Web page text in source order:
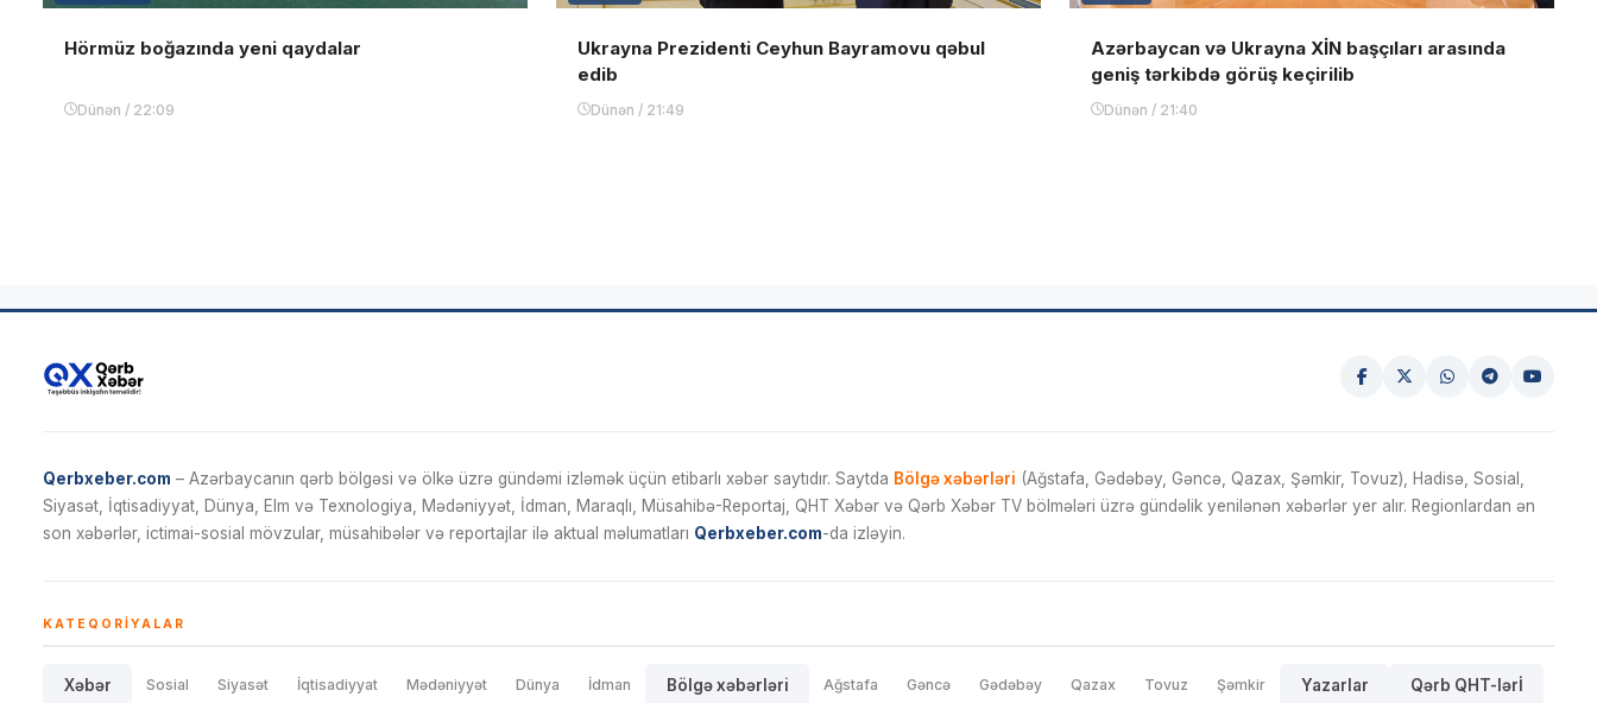
Hörmüz boğazında yeni qaydalar
Dünən / 22:09
Ukrayna Prezidenti Ceyhun Bayramovu qəbul
edib
Dünən / 21:49
Azərbaycan və Ukrayna XİN başçıları arasında
geniş tərkibdə görüş keçirilib
Dünən / 21:40
Qerbxeber.com – Azərbaycanın qərb bölgəsi və ölkə üzrə gündəmi izləmək üçün etibarlı xəbər saytıdır. Saytda Bölgə xəbərləri (Ağstafa, Gədəbəy, Gəncə, Qazax, Şəmkir, Tovuz), Hadisə, Sosial,
Siyasət, İqtisadiyyat, Dünya, Elm və Texnologiya, Mədəniyyət, İdman, Maraqlı, Müsahibə-Reportaj, QHT Xəbər və Qərb Xəbər TV bölmələri üzrə gündəlik yenilənən xəbərlər yer alır. Regionlardan ən
son xəbərlər, ictimai-sosial mövzular, müsahibələr və reportajlar ilə aktual məlumatları Qerbxeber.com-da izləyin.
KATEQORIYALAR
Xəbər Sosial Siyasət İqtisadiyyat Mədəniyyət Dünya İdman Bölgə xəbərləri Ağstafa Gəncə Gədəbəy Qazax Tovuz Şəmkir Yazarlar Qərb QHT-lərİ